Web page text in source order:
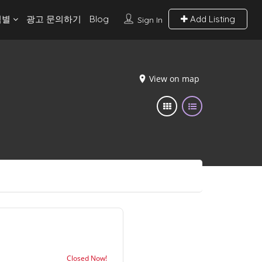
Sign In Add Listing
광고 문의하기 Blog
View on map
Closed Now!